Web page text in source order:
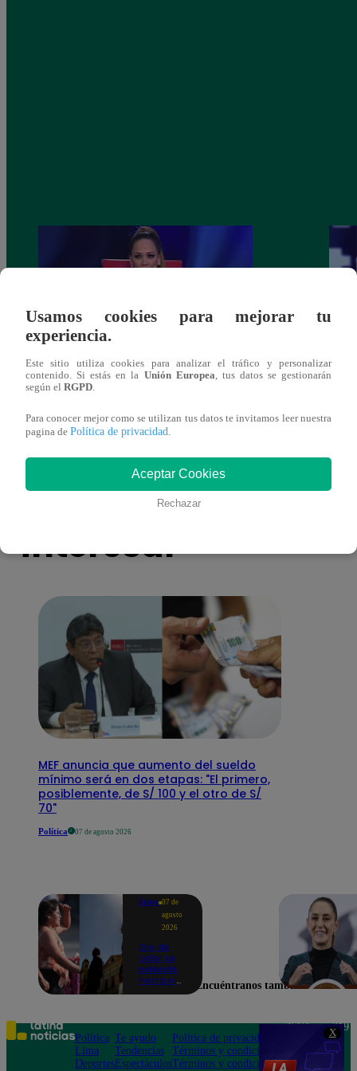
X
Melissa Klug en EVDLV: ¿Te consideras
una buena madre?
También te puede
interesar
MEF anuncia que aumento del sueldo
mínimo será en dos etapas: "El primero,
posiblemente, de S/ 100 y el otro de S/
70"
Política 07 de agosto 2026
Lima 07 de
agosto
2026
Ola de
calor se
extiende
hasta el
Lima y
otras 16
regiones
Usamos cookies para mejorar tu
experiencia.
Este sitio utiliza cookies para analizar el tráfico y personalizar
contenido. Si estás en la Unión Europea, tus datos se gestionarán
según el RGPD.
Para conocer mejor como se utilizan tus datos te invitamos leer nuestra
pagina de Política de privacidad.
Aceptar Cookies
Rechazar
Encuéntranos también en
Política
Lima
Deportes
Te ayudo
Tendencias
Espectáculos
Política de privacidad
Términos y condiciones
Términos y condiciones
Teléfono: 219
Av. San
Felipe 968